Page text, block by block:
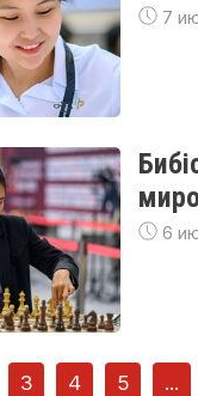
7
6
3 4 5 ...